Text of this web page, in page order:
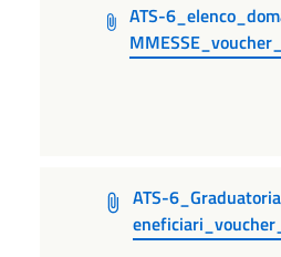
ATS-
ATS-
eneficiari_voucher_